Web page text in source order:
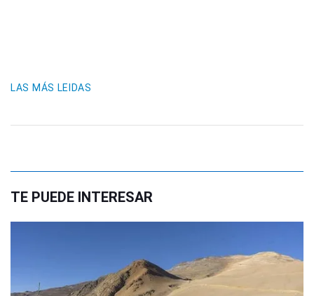
LAS MÁS LEIDAS
TE PUEDE INTERESAR